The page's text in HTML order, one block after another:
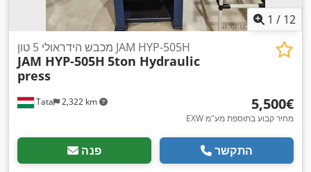
1 / 12
Tata 2,322 km
מכבש הידראולי 5 טון JAM HYP-505H
JAM HYP-505H 5ton Hydraulic
press
‏5,500 ‏€
EXW מחיר קבוע בתוספת מע"מ
פנה התקשר